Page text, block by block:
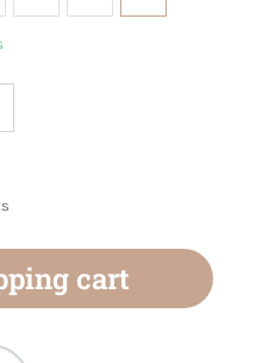
the desired
cart